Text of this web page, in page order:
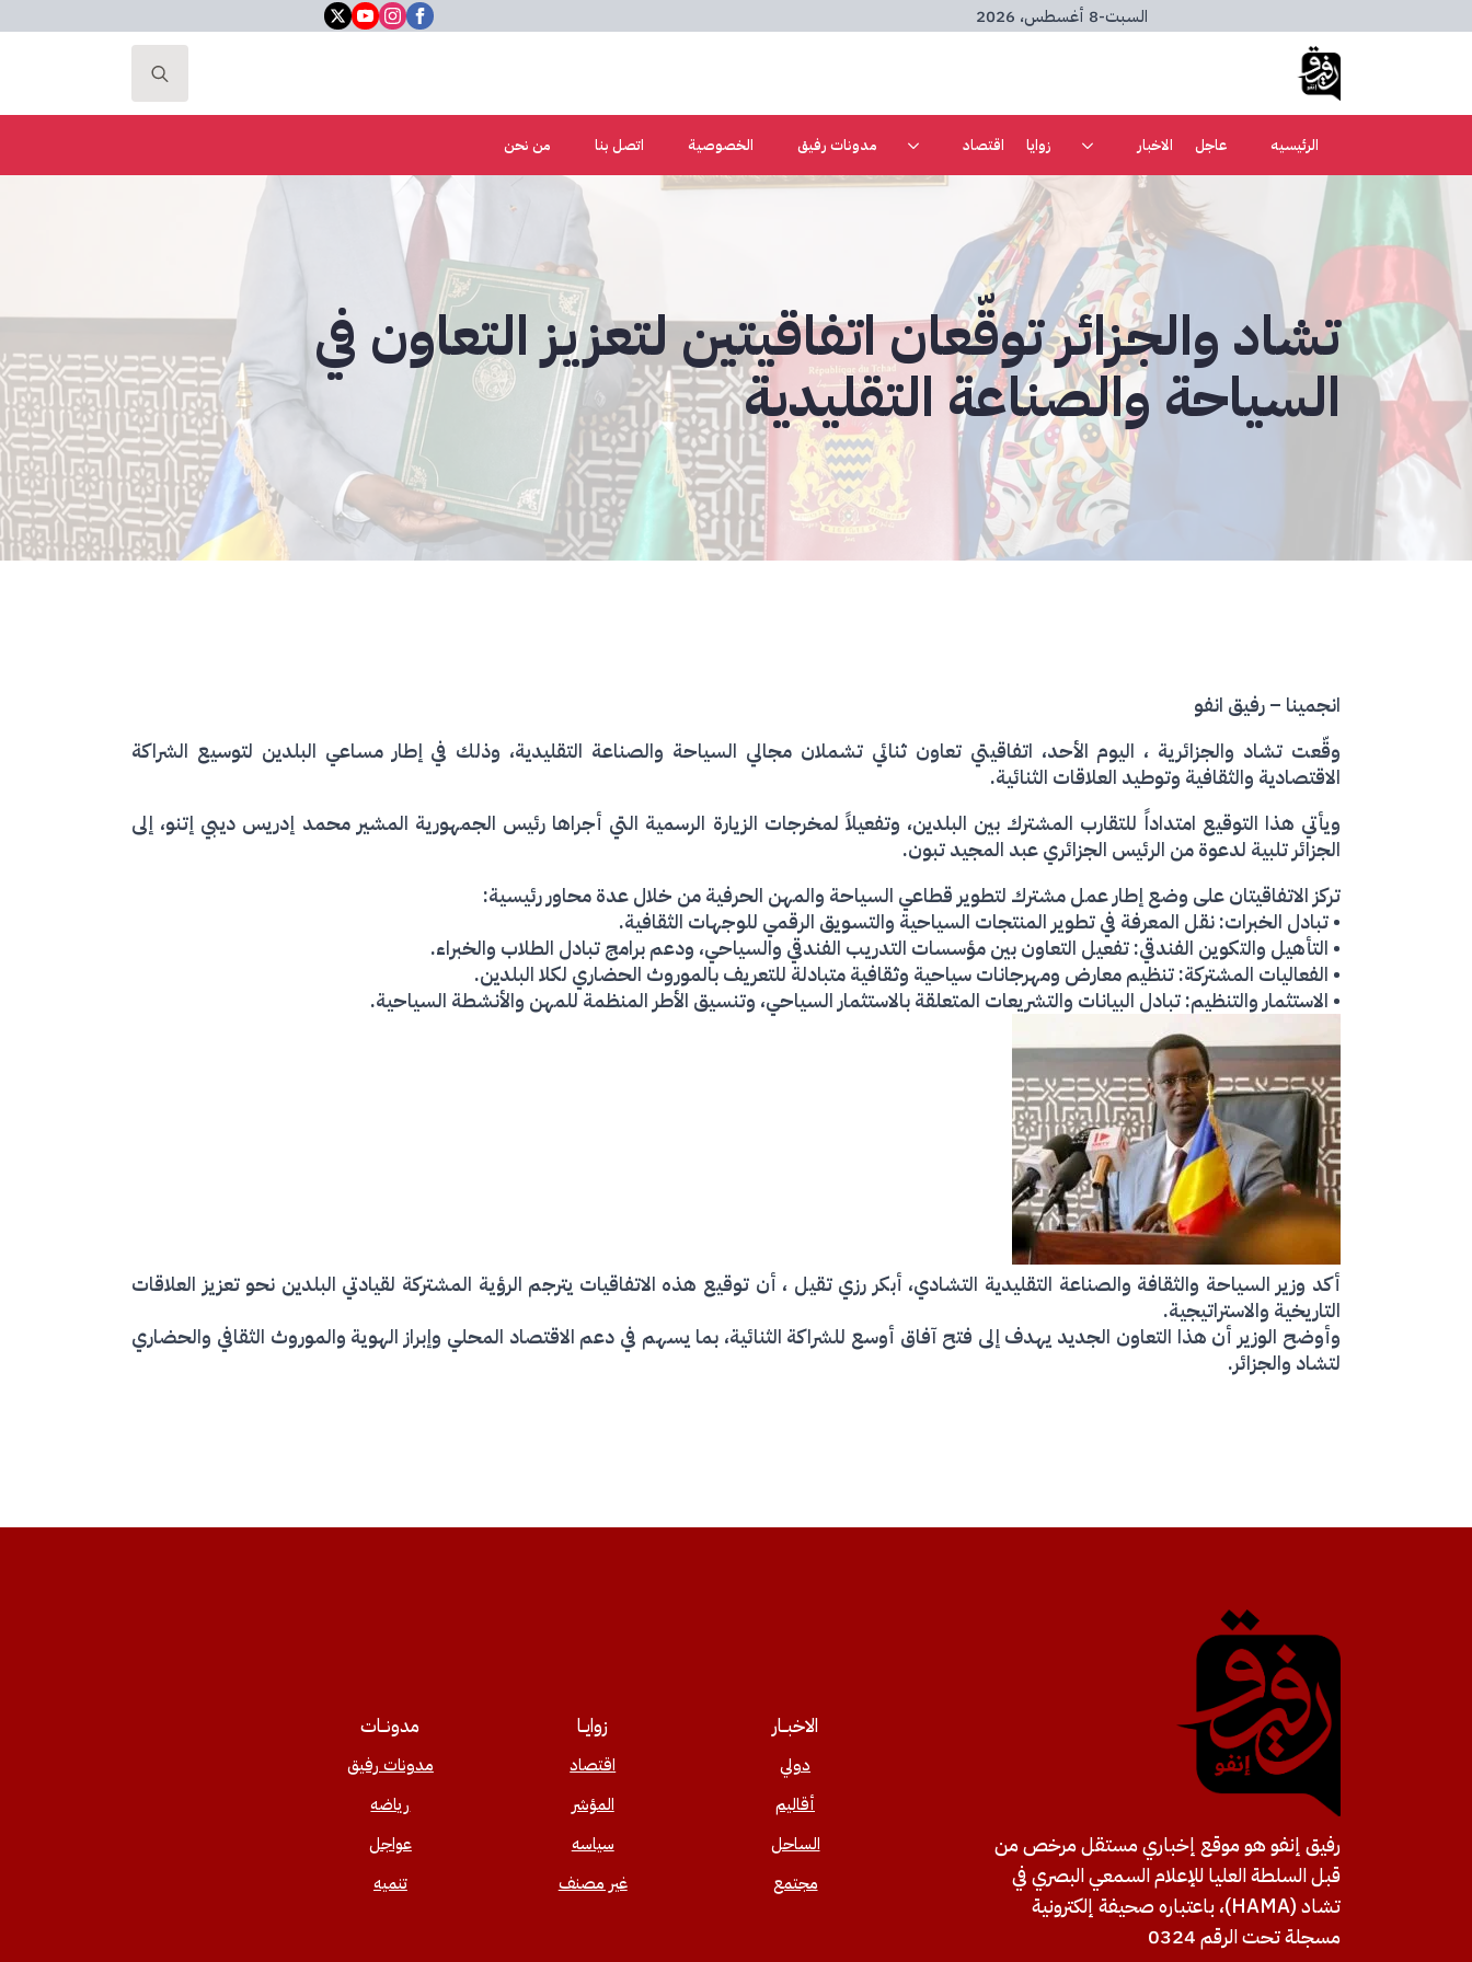
السبت-8 أغسطس، 2026
Search
الرئيسيه عاجل الاخبار زوايا اقتصاد مدونات رفيق الخصوصية اتصل بنا من نحن
تشاد والجزائر توقّعان اتفاقيتين لتعزيز التعاون في
السياحة والصناعة التقليدية
انجمينا – رفيق انفو
وقّعت تشاد والجزائرية ، اليوم الأحد، اتفاقيتي تعاون ثنائي تشملان مجالي السياحة والصناعة التقليدية، وذلك في إطار مساعي البلدين لتوسيع الشراكة
الاقتصادية والثقافية وتوطيد العلاقات الثنائية.
ويأتي هذا التوقيع امتداداً للتقارب المشترك بين البلدين، وتفعيلاً لمخرجات الزيارة الرسمية التي أجراها رئيس الجمهورية المشير محمد إدريس ديبي إتنو، إلى
الجزائر تلبية لدعوة من الرئيس الجزائري عبد المجيد تبون.
تركز الاتفاقيتان على وضع إطار عمل مشترك لتطوير قطاعي السياحة والمهن الحرفية من خلال عدة محاور رئيسية:
• تبادل الخبرات: نقل المعرفة في تطوير المنتجات السياحية والتسويق الرقمي للوجهات الثقافية.
• التأهيل والتكوين الفندقي: تفعيل التعاون بين مؤسسات التدريب الفندقي والسياحي، ودعم برامج تبادل الطلاب والخبراء.
• الفعاليات المشتركة: تنظيم معارض ومهرجانات سياحية وثقافية متبادلة للتعريف بالموروث الحضاري لكلا البلدين.
• الاستثمار والتنظيم: تبادل البيانات والتشريعات المتعلقة بالاستثمار السياحي، وتنسيق الأطر المنظمة للمهن والأنشطة السياحية.
أكد وزير السياحة والثقافة والصناعة التقليدية التشادي، أبكر رزي تقيل ، أن توقيع هذه الاتفاقيات يترجم الرؤية المشتركة لقيادتي البلدين نحو تعزيز العلاقات
التاريخية والاستراتيجية.
وأوضح الوزير أن هذا التعاون الجديد يهدف إلى فتح آفاق أوسع للشراكة الثنائية، بما يسهم في دعم الاقتصاد المحلي وإبراز الهوية والموروث الثقافي والحضاري
لتشاد والجزائر.
رفيق إنفو هو موقع إخباري مستقل مرخص من
قبل السلطة العليا للإعلام السمعي البصري في
تشاد (HAMA)، باعتباره صحيفة إلكترونية
مسجلة تحت الرقم 0324
الاخبــار
دولي
أقاليم
الساحل
مجتمع
زوايــا
اقتصاد
المؤشر
سياسه
غير مصنف
مدونــات
مدونات رفيق
رياضه
عواجل
تنميه